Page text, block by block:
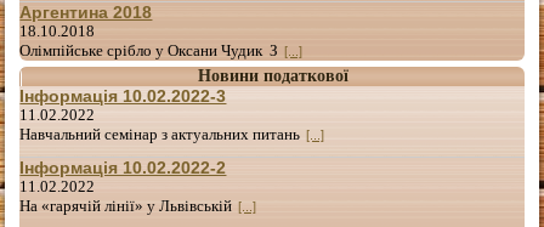
Аргентина 2018
18.10.2018
Олімпійське срібло у Оксани Чудик З [...]
Новини податкової
Інформація 10.02.2022-3
11.02.2022
Навчальний семінар з актуальних питань [...]
Інформація 10.02.2022-2
11.02.2022
На «гарячій лінії» у Львівській [...]